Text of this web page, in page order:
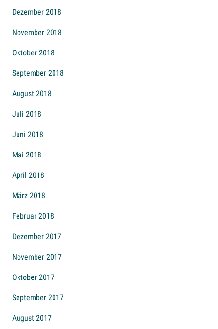
Dezember 2018
November 2018
Oktober 2018
September 2018
August 2018
Juli 2018
Juni 2018
Mai 2018
April 2018
März 2018
Februar 2018
Dezember 2017
November 2017
Oktober 2017
September 2017
August 2017